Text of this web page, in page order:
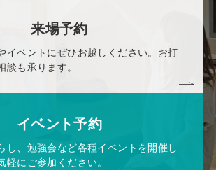
来場予約
イベントにぜひお越しください。お打
も承ります。
イベント予約
し、勉強会など各種イベントを開催し
軽にご参加ください。